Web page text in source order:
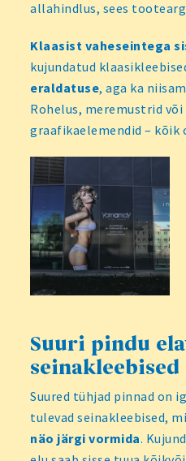
allahindlus, sees
Klaasist vaheseintega
kujundatud
eraldatuse, aga ka
Rohelus, meremustrid
graafikaelemendid – kõik
Suuri pindu
seinakleebised
Suured tühjad pinnad on
tulevad seinakleebised,
näo järgi vormida.